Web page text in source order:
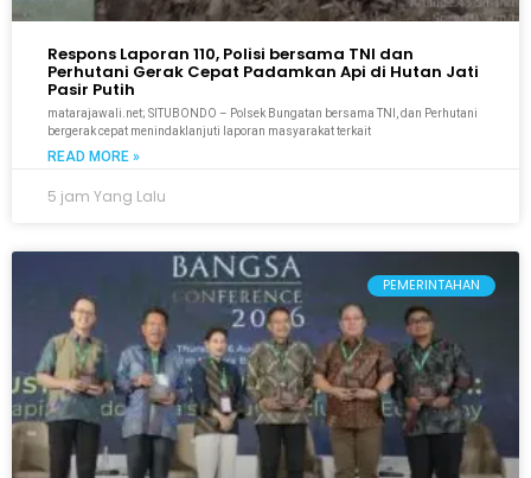
Respons Laporan 110, Polisi bersama TNI dan
Perhutani Gerak Cepat Padamkan Api di Hutan Jati
Pasir Putih
matarajawali.net; SITUBONDO – Polsek Bungatan bersama TNI, dan Perhutani
bergerak cepat menindaklanjuti laporan masyarakat terkait
READ MORE »
5 jam Yang Lalu
PEMERINTAHAN